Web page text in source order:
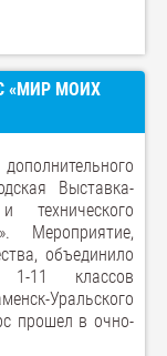
«МИР МОИХ
Выставка-
технического
Мероприятие,
объединило
11 классов
Уральского
прошел в очно-